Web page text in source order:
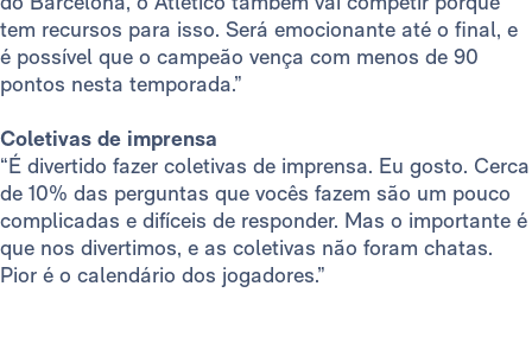
tem recursos para isso. Será emocionante até o final, e
é possível que o campeão vença com menos de 90
pontos nesta temporada.”
Coletivas de imprensa
“É divertido fazer coletivas de imprensa. Eu gosto. Cerca
de 10% das perguntas que vocês fazem são um pouco
complicadas e difíceis de responder. Mas o importante é
que nos divertimos, e as coletivas não foram chatas.
Pior é o calendário dos jogadores.”